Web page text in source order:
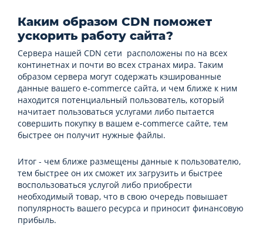
Каким образом CDN поможет
ускорить работу сайта?
Сервера нашей CDN сети расположены по на всех
континетнах и почти во всех странах мира. Таким
образом сервера могут содержать кэшированные
данные вашего e-commerce сайта, и чем ближе к ним
находится потенциальный пользователь, который
начитает пользоваться услугами либо пытается
совершить покупку в вашем e-commerce сайте, тем
быстрее он получит нужные файлы.
Итог - чем ближе размещены данные к пользователю,
тем быстрее он их сможет их загрузить и быстрее
воспользоваться услугой либо приобрести
необходимый товар, что в свою очередь повышает
популярность вашего ресурса и приносит финансовую
прибыль.